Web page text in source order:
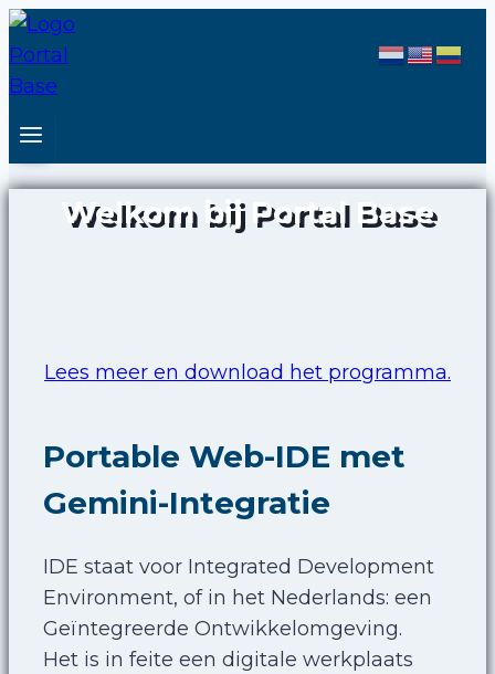
Skip
to
content
Welkom bij Portal Base
Lees meer en download het programma.
Portable Web-IDE met
Gemini-Integratie
IDE staat voor Integrated Development
Environment, of in het Nederlands: een
Geïntegreerde Ontwikkelomgeving.
Het is in feite een digitale werkplaats